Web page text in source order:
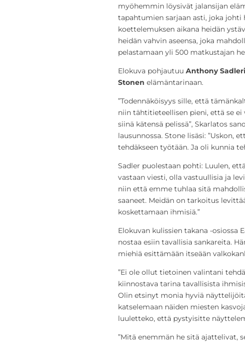
myöhemmin löysivät jalansijan
tapahtumien sarjaan asti, joka johti
koettelemuksen aikana heidän
heidän vahvin aseensa, joka
pelastamaan yli 500 matkustajan
Elokuva pohjautuu Anthony
Stonen elämäntarinaan.
”Todennäköisyys sille, että
niin tähtitieteellisen pieni, että se
siinä kätensä pelissä”, Skarlatos
lausunnossa. Stone lisäsi: ”Uskon,
tehdäkseen työtään. Ja oli kunnia
Sadler puolestaan pohti: Luulen,
vastaan viesti, olla vastuullisia ja
niin että emme tuhlaa sitä
saaneet. Meidän on tarkoitus
koskettamaan ihmisiä.”
Elokuvan kulissien takana -osiossa
nostaa esiin tavallisia sankareita.
miehiä esittämään itseään
”Ei ole ollut tietoinen valintani
kiinnostava tarina tavallisista
Olin etsinyt monia hyviä
katselemaan näiden miesten
luuletteko, että pystyisitte
”Mitä enemmän he sitä ajattelivat,